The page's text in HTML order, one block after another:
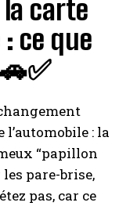
la carte
ce que
: la
“papillon
pare-brise,
pas, car ce